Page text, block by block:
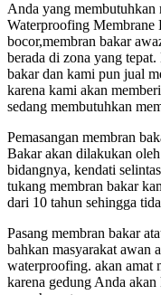
Anda yang membutuhkan
Waterproofing Membrane
bocor,membran bakar
berada di zona yang
bakar dan kami pun jual
karena kami akan
sedang membutuhkan
Pemasangan membran
Bakar akan dilakukan
bidangnya, kendati
tukang membran bakar
dari 10 tahun sehingga
Pasang membran bakar
bahkan masyarakat awan
waterproofing. akan amat
karena gedung Anda